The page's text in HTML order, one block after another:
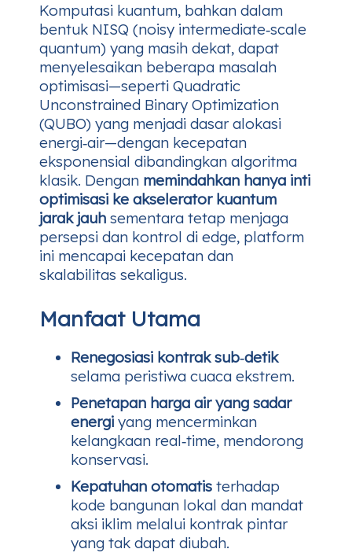
Komputasi kuantum, bahkan dalam
bentuk NISQ (noisy intermediate‑scale
quantum) yang masih dekat, dapat
menyelesaikan beberapa masalah
optimisasi—seperti Quadratic
Unconstrained Binary Optimization
(QUBO) yang menjadi dasar alokasi
energi‑air—dengan kecepatan
eksponensial dibandingkan algoritma
klasik. Dengan memindahkan hanya inti
optimisasi ke akselerator kuantum
jarak jauh sementara tetap menjaga
persepsi dan kontrol di edge, platform
ini mencapai kecepatan dan
skalabilitas sekaligus.
Manfaat Utama
Renegosiasi kontrak sub‑detik
selama peristiwa cuaca ekstrem.
Penetapan harga air yang sadar
energi yang mencerminkan
kelangkaan real‑time, mendorong
konservasi.
Kepatuhan otomatis terhadap
kode bangunan lokal dan mandat
aksi iklim melalui kontrak pintar
yang tak dapat diubah.